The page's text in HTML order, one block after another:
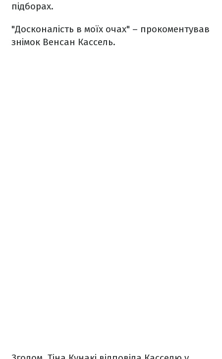
підборах.
"Досконалість в моїх очах" – прокоментував
знімок Венсан Кассель.